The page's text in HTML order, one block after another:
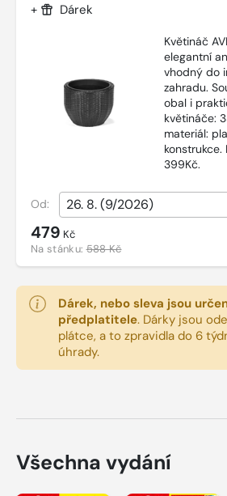
+ Dárek
Květináč
elegantní
vhodný do
zahradu.
obal i
květináče:
materiál:
399Kč.
Od:
479 Kč
Na stánku:588 Kč
Dárek, nebo sleva jsou
předplatitele. Dárky jsou
plátce, a to zpravidla do 6
úhrady.
Všechna vydání